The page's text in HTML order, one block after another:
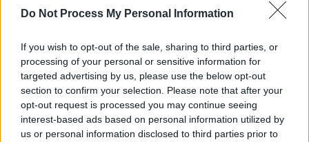
Do Not Process My Personal Information
If you wish to opt-out of the sale, sharing to third parties, or
processing of your personal or sensitive information for
targeted advertising by us, please use the below opt-out
section to confirm your selection. Please note that after your
opt-out request is processed you may continue seeing
interest-based ads based on personal information utilized by
us or personal information disclosed to third parties prior to